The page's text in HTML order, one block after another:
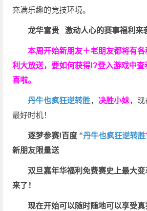
充满乐趣的竞技环境。
龙华富贵 激动人心的赛事福利来
本周开始新朋友＋老朋友都将有
利大放送，要如何获得!?登入游戏中查
喜啦。
丹牛也疯狂逆转胜， 决胜小妹，
最好时机！
逐梦参赛!百度 “丹牛也疯狂逆转胜
新朋友限量送
双旦嘉年华福利免费赛史上最大变
来了！
现在开始可以随时随地可以享受真